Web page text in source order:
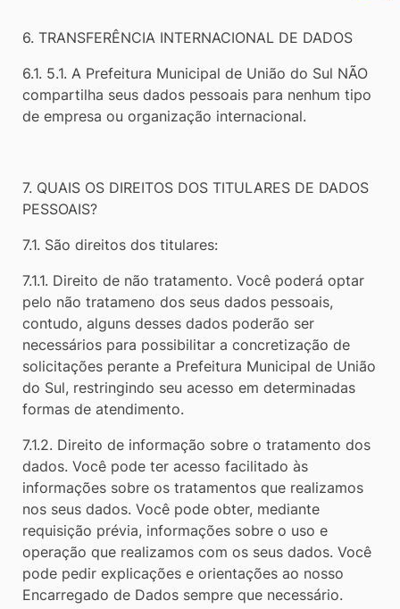
6. TRANSFERÊNCIA INTERNACIONAL DE DADOS
6.1. 5.1. A Prefeitura Municipal de União do Sul NÃO
compartilha seus dados pessoais para nenhum tipo
de empresa ou organização internacional.
7. QUAIS OS DIREITOS DOS TITULARES DE DADOS
PESSOAIS?
7.1. São direitos dos titulares:
7.1.1. Direito de não tratamento. Você poderá optar
pelo não tratameno dos seus dados pessoais,
contudo, alguns desses dados poderão ser
necessários para possibilitar a concretização de
solicitações perante a Prefeitura Municipal de União
do Sul, restringindo seu acesso em determinadas
formas de atendimento.
7.1.2. Direito de informação sobre o tratamento dos
dados. Você pode ter acesso facilitado às
informações sobre os tratamentos que realizamos
nos seus dados. Você pode obter, mediante
requisição prévia, informações sobre o uso e
operação que realizamos com os seus dados. Você
pode pedir explicações e orientações ao nosso
Encarregado de Dados sempre que necessário.